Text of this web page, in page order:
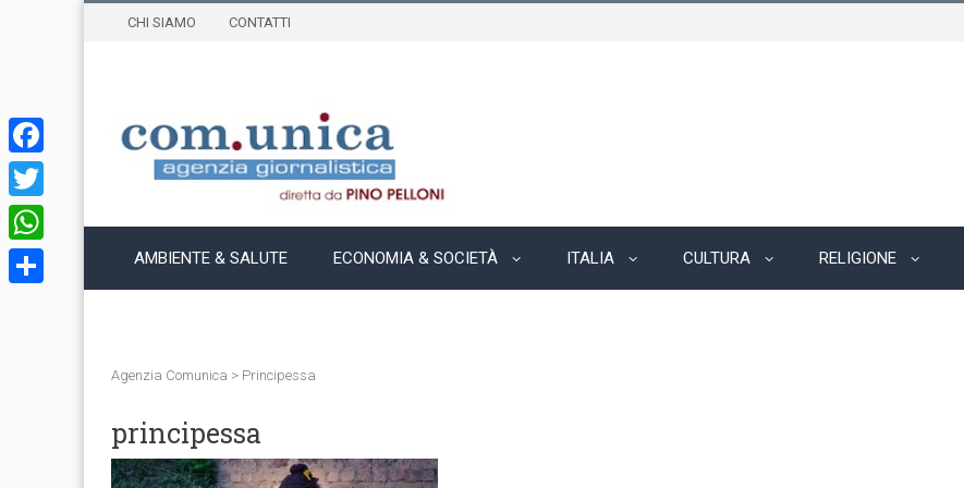
CHI SIAMO CONTATTI
AMBIENTE & SALUTE ECONOMIA & SOCIETÀ ITALIA CULTURA RELIGIONE
Agenzia Comunica > Principessa
principessa
Facebook
Twitter
WhatsApp